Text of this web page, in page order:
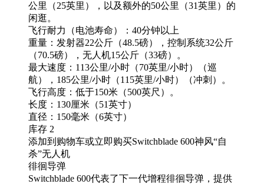
公里（25英里），以及额外的50公里（31英里）的
闲逛。
飞行耐力（电池寿命）：40分钟以上
重量：发射器22公斤（48.5磅），控制系统32公斤
（70.5磅），无人机15公斤（33磅）。
最大速度：113公里/小时（70英里/小时）（巡
航），185公里/小时（115英里/小时）（冲刺）。
飞行高度：低于150米（500英尺）。
长度：130厘米（51英寸）
直径：150毫米（6英寸）
库存 2
添加到购物车或立即购买Switchblade 600神风“自
杀”无人机
徘徊导弹
Switchblade 600代表了下一代增程徘徊导弹，提供